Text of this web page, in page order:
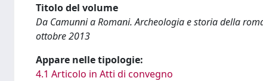
Titolo del volume
Da Camunni a Romani. Archeologia e storia della
ottobre 2013
Appare nelle tipologie:
4.1 Articolo in Atti di convegno